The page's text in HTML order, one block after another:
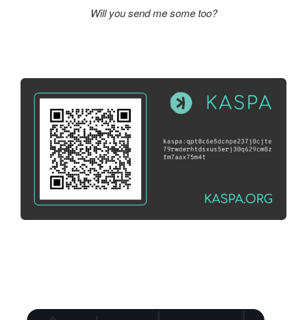
Will you send me some too?